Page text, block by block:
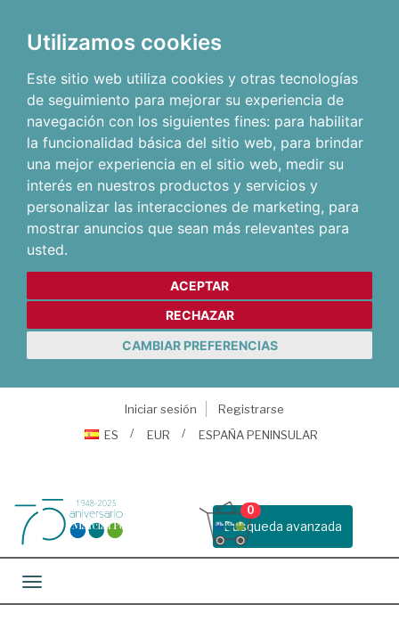
Utilizamos cookies
Este sitio web utiliza cookies y otras tecnologías
de seguimiento para mejorar su experiencia de
navegación con los siguientes fines: para habilitar
la funcionalidad básica del sitio web, para brindar
una mejor experiencia en el sitio web, medir su
interés en nuestros productos y servicios y
personalizar las interacciones de marketing, para
mostrar anuncios que sean más relevantes para
usted.
ACEPTAR
RECHAZAR
CAMBIAR PREFERENCIAS
Iniciar sesión
Registrarse
ES
EUR ESPAÑA PENINSULAR
Busqueda avanzada
0
Toggle navigation